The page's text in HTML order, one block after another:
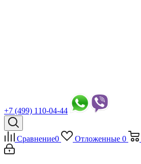
+7 (499) 110-04-44
Сравнение0 Отложенные 0